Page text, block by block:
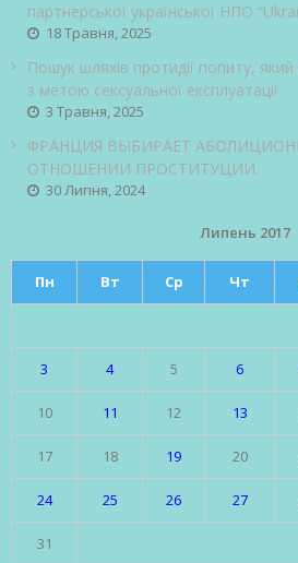
партнерської української НПО
18 Травня, 2025
Пошук шляхів протидії попиту,
з метою сексуальної експлуатації
3 Травня, 2025
ФРАНЦИЯ ВЫБИРАЕТ
ОТНОШЕНИИ ПРОСТИТУЦИИ.
30 Липня, 2024
Липень 2017
Пн Вт Ср Чт
3 4 5 6
10 11 12 13
17 18 19 20
24 25 26 27
31